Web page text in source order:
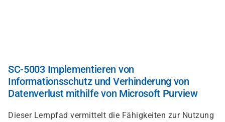
SC-5003 Implementieren von
Informationsschutz und Verhinderung von
Datenverlust mithilfe von Microsoft Purview
Dieser Lernpfad vermittelt die Fähigkeiten zur Nutzung